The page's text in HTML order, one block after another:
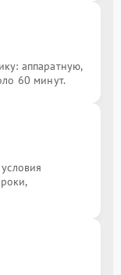
аппаратную,
60 минут.